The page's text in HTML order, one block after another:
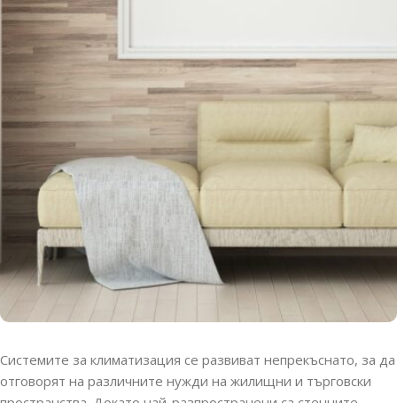
Системите за климатизация се развиват непрекъснато, за да
отговорят на различните нужди на жилищни и търговски